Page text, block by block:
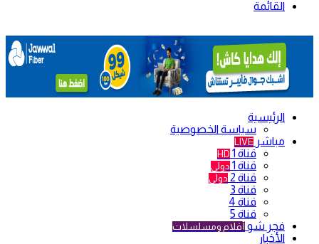
القائمة
الرئيسية
سياسة الخصوصية
مباشر LIVE
قناة 1 HD
قناة 1 دولي
قناة 2 دولي
قناة 3
قناة 4
قناة 5
فجر شو أفلام ومسلسلات
الأخبار